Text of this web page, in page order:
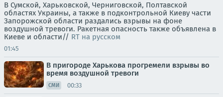
В Сумской, Харьковской, Черниговской, Полтавской
областях Украины, а также в подконтрольной Киеву части
Запорожской области раздались взрывы на фоне
воздушной тревоги. Ракетная опасность также объявлена в
Киеве и области// RT на русском
01:45
В пригороде Харькова прогремели взрывы во
время воздушной тревоги
СМИ 00:33